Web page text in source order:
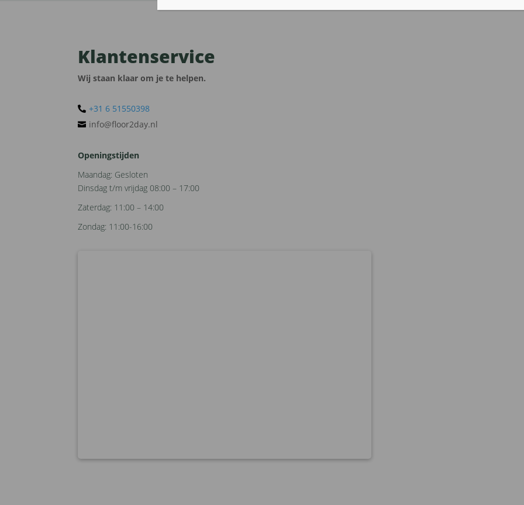
Klantenservice
Wij staan klaar om je te helpen.
 +31 6 51550398‬
 info@floor2day.nl
Openingstijden
Maandag: Gesloten
Dinsdag t/m vrijdag 08:00 – 17:00
Zaterdag: 11:00 – 14:00
Zondag: 11:00-16:00